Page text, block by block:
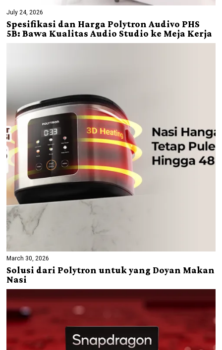
July 24, 2026
Spesifikasi dan Harga Polytron Audivo PHS
5B: Bawa Kualitas Audio Studio ke Meja Kerja
March 30, 2026
Solusi dari Polytron untuk yang Doyan Makan
Nasi